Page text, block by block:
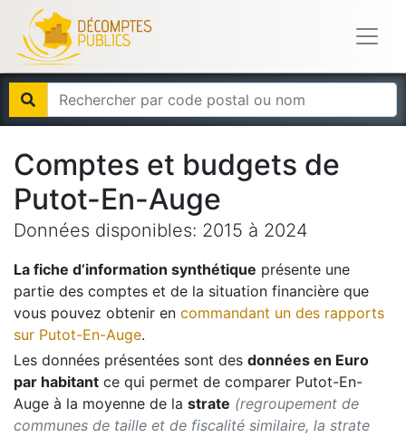
Comptes et budgets de
Putot-En-Auge
Données disponibles: 2015 à 2024
La fiche d’information synthétique présente une
partie des comptes et de la situation financière que
vous pouvez obtenir en commandant un des rapports
sur Putot-En-Auge.
Les données présentées sont des données en Euro
par habitant ce qui permet de comparer Putot-En-
Auge à la moyenne de la strate (regroupement de
communes de taille et de fiscalité similaire, la strate